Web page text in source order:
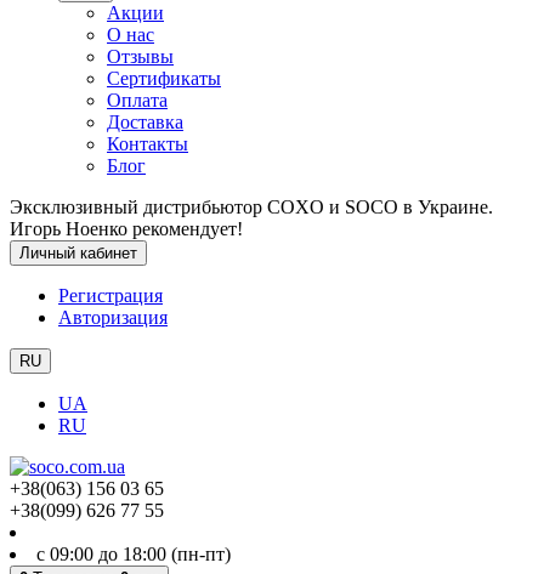
Акции
О нас
Отзывы
Сертификаты
Оплата
Доставка
Контакты
Блог
Эксклюзивный дистрибьютор COXO и SOCO в Украине.
Игорь Ноенко рекомендует!
Личный кабинет
Регистрация
Авторизация
RU
UA
RU
+38(063) 156 03 65
+38(099) 626 77 55
с 09:00 до 18:00 (пн-пт)